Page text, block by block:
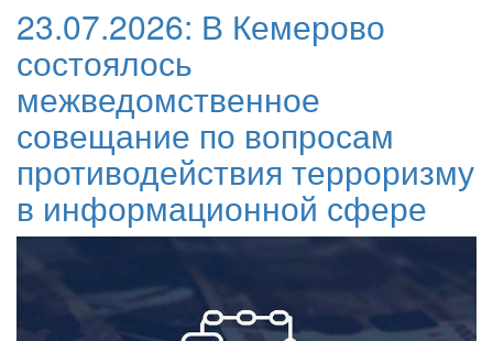
23.07.2026: В Кемерово
состоялось
межведомственное
совещание по вопросам
противодействия терроризму
в информационной сфере